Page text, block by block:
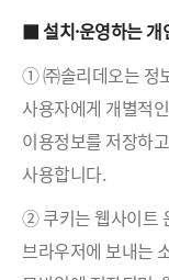
■ 설치·운영하는 개
① ㈜솔리데오는 정
사용자에게 개별적
이용정보를 저장하
사용합니다.
② 쿠키는 웹사이트
브라우저에 보내는